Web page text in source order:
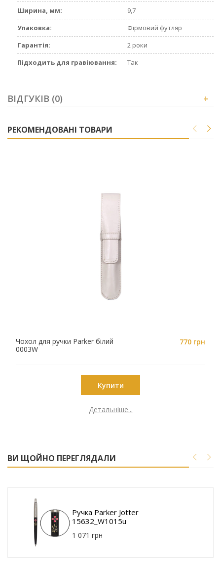
Ширина, мм:
9,7
Упаковка:
Фірмовий футляр
Гарантія:
2 роки
Підходить для гравіювання:
Так
ВІДГУКІВ (0) +
РЕКОМЕНДОВАНІ ТОВАРИ
Чохол для ручки Parker білий
0003W
770 грн
Купити
Детальніше...
ВИ ЩОЙНО ПЕРЕГЛЯДАЛИ
Ручка Parker Jotter
15632_W1015u
1 071 грн